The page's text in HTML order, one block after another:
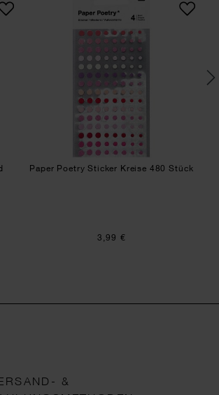
Paper Poetry Sticker Kreise 480 Stück
3,99 €
&